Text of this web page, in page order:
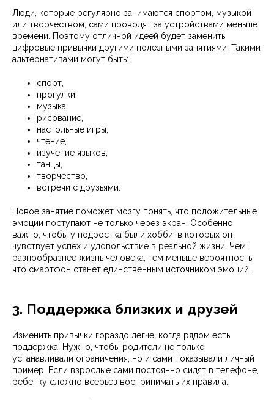
Люди, которые регулярно занимаются спортом, музыкой
или творчеством, сами проводят за устройствами меньше
времени. Поэтому отличной идеей будет заменить
цифровые привычки другими полезными занятиями. Такими
альтернативами могут быть:
спорт,
прогулки,
музыка,
рисование,
настольные игры,
чтение,
изучение языков,
танцы,
творчество,
встречи с друзьями.
Новое занятие поможет мозгу понять, что положительные
эмоции поступают не только через экран. Особенно
важно, чтобы у подростка были хобби, в которых он
чувствует успех и удовольствие в реальной жизни. Чем
разнообразнее жизнь человека, тем меньше вероятность,
что смартфон станет единственным источником эмоций.
3. Поддержка близких и друзей
Изменить привычки гораздо легче, когда рядом есть
поддержка. Нужно, чтобы родители не только
устанавливали ограничения, но и сами показывали личный
пример. Если взрослые сами постоянно сидят в телефоне,
ребенку сложно всерьез воспринимать их правила.